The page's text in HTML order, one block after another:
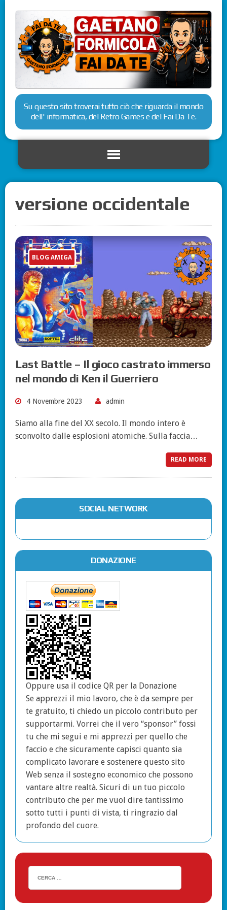
Su questo sito troverai tutto ciò che riguarda il mondo
dell' informatica, del Retro Games e del Fai Da Te.
versione occidentale
BLOG AMIGA
Last Battle – Il gioco castrato immerso
nel mondo di Ken il Guerriero
4 Novembre 2023 admin
Siamo alla fine del XX secolo. Il mondo intero è
sconvolto dalle esplosioni atomiche. Sulla faccia…
READ MORE
SOCIAL NETWORK
DONAZIONE
Oppure usa il codice QR per la Donazione
Se apprezzi il mio lavoro, che è da sempre per
te gratuito, ti chiedo un piccolo contributo per
supportarmi. Vorrei che il vero “sponsor” fossi
tu che mi segui e mi apprezzi per quello che
faccio e che sicuramente capisci quanto sia
complicato lavorare e sostenere questo sito
Web senza il sostegno economico che possono
vantare altre realtà. Sicuri di un tuo piccolo
contributo che per me vuol dire tantissimo
sotto tutti i punti di vista, ti ringrazio dal
profondo del cuore.